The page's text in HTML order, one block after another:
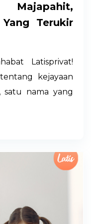
Majapahit,
Terukir
Latisprivat!
kejayaan
satu nama yang
persatuan
bukan sekadar
nyata dari
masa lalu. Dari
Wuruk, dari
kejayaan